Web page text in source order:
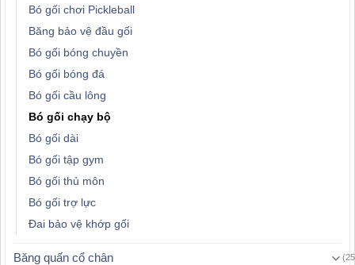
Bó gối chơi Pickleball
Băng bảo vệ đầu gối
Bó gối bóng chuyền
Bó gối bóng đá
Bó gối cầu lông
Bó gối chạy bộ
Bó gối dài
Bó gối tập gym
Bó gối thủ môn
Bó gối trợ lực
Đai bảo vệ khớp gối
Băng quấn cổ chân